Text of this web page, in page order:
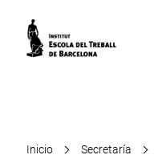
Inicio Secretaría